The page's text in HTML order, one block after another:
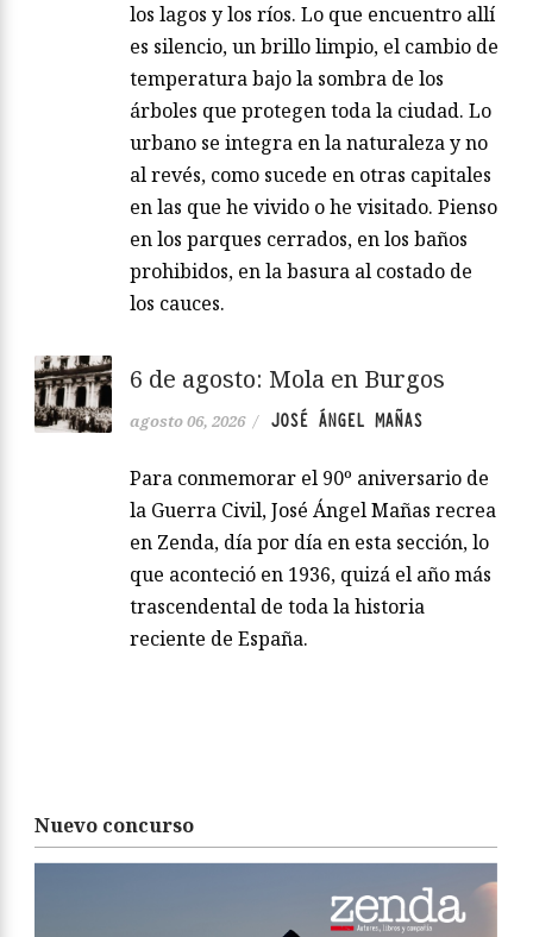
los lagos y los ríos. Lo que encuentro allí
es silencio, un brillo limpio, el cambio de
temperatura bajo la sombra de los
árboles que protegen toda la ciudad. Lo
urbano se integra en la naturaleza y no
al revés, como sucede en otras capitales
en las que he vivido o he visitado. Pienso
en los parques cerrados, en los baños
prohibidos, en la basura al costado de
los cauces.
6 de agosto: Mola en Burgos
agosto 06, 2026 / JOSÉ ÁNGEL MAÑAS
Para conmemorar el 90º aniversario de
la Guerra Civil, José Ángel Mañas recrea
en Zenda, día por día en esta sección, lo
que aconteció en 1936, quizá el año más
trascendental de toda la historia
reciente de España.
Nuevo concurso